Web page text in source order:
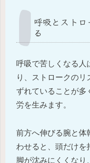
呼吸とスト
る
呼吸で苦しくなる人
り、ストロークのリ
ずれていることが多
労を生みます。
前方へ伸びる腕と体
わせると、頭だけを
脚が沈みにくくなり